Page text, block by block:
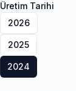
Üretim Tarihi
2026
2025
2024